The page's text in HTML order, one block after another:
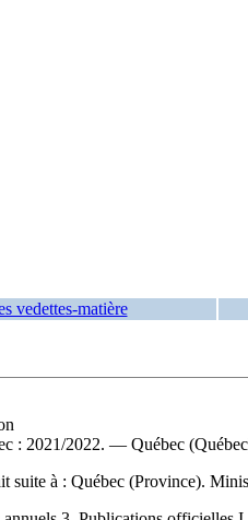
vedettes-matière
: 2021/2022. — Québec
suite à : Québec (Province).